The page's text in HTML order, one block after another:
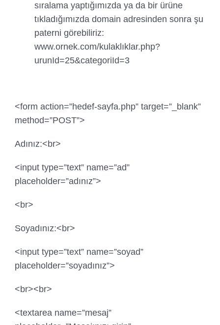
sıralama yaptığımızda ya da bir ürüne
tıkladığımızda domain adresinden sonra şu
paterni görebiliriz:
www.ornek.com/kulaklıklar.php?
urunId=25&categoriId=3
<form action=”hedef-sayfa.php” target=”_blank”
method=”POST”>
Adınız:<br>
<input type=”text” name=”ad”
placeholder=”adınız”>
<br>
Soyadınız:<br>
<input type=”text” name=”soyad”
placeholder=”soyadınız”>
<br><br>
<textarea name=”mesaj”